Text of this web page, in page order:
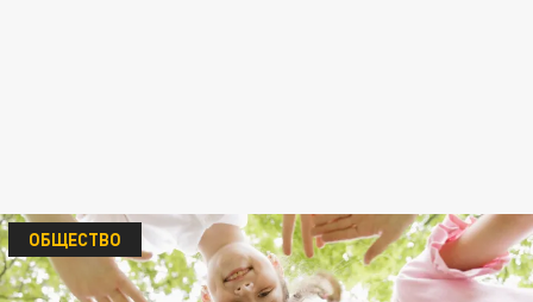
ОБЩЕСТВО